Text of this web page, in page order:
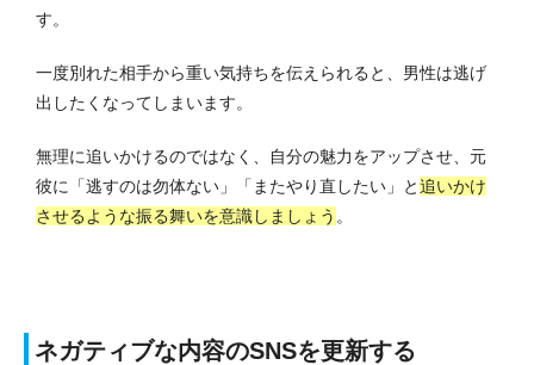
す。
一度別れた相手から重い気持ちを伝えられると、男性は逃げ
出したくなってしまいます。
無理に追いかけるのではなく、自分の魅力をアップさせ、元
彼に「逃すのは勿体ない」「またやり直したい」と追いかけ
させるような振る舞いを意識しましょう 。
ネガティブな内容のSNSを更新する